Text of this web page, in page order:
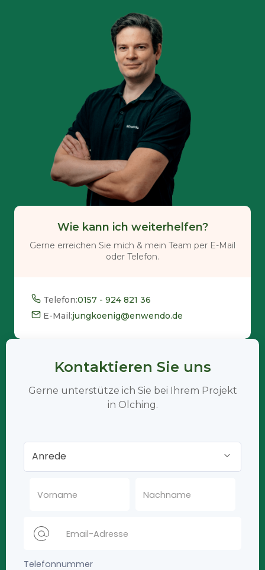
Wie kann ich weiterhelfen?
Gerne erreichen Sie mich & mein Team per E-Mail
oder Telefon.
Telefon:0157 - 924 821 36
E-Mail:jungkoenig@enwendo.de
Kontaktieren Sie uns
Gerne unterstütze ich Sie bei Ihrem Projekt
in Olching.